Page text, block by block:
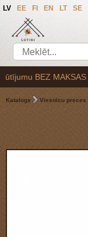
LV EE FI EN LT SE
BEZ MAKSAS
Katalogs Viesnīcu preces